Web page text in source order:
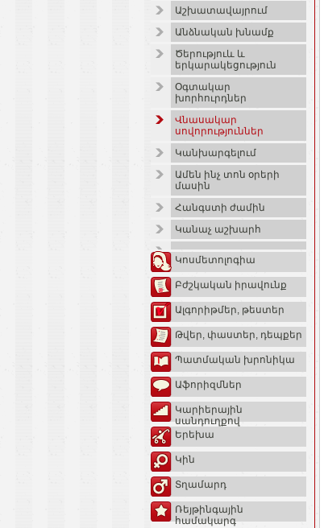
Աշխատավայրում
Անձնական խնամք
Ծերություև և
երկարակեցություն
Օգտակար
խորհուրդներ
Վնասակար
սովորություններ
Կանխարգելում
Ամեն ինչ տոն օրերի
մասին
Հանգստի ժամին
Կանաչ աշխարհ
Կոսմետոլոգիա
Բժշկական իրավունք
Ալգորիթմեր, թեստեր
Թվեր, փաստեր, դեպքեր
Պատմական խրոնիկա
Աֆորիզմներ
Կարիերային
սանդուղքով
Երեխա
Կին
Տղամարդ
Ռեյթինգային
համակարգ